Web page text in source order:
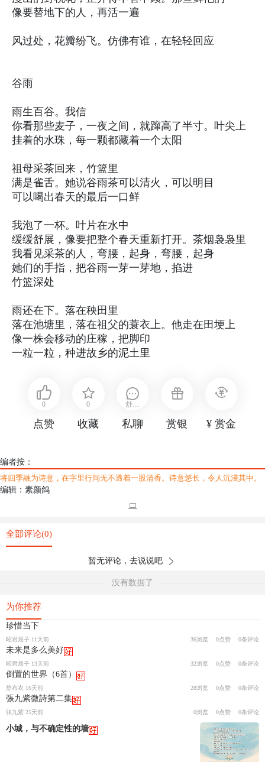
像要替地下的人，再活一遍
风过处，花瓣纷飞。仿佛有谁，在轻轻回应
谷雨
雨生百谷。我信
你看那些麦子，一夜之间，就蹿高了半寸。叶尖上
挂着的水珠，每一颗都藏着一个太阳
祖母采茶回来，竹篮里
满是雀舌。她说谷雨茶可以清火，可以明目
可以喝出春天的最后一口鲜
我泡了一杯。叶片在水中
缓缓舒展，像要把整个春天重新打开。茶烟袅袅里
我看见采茶的人，弯腰，起身，弯腰，起身
她们的手指，把谷雨一芽一芽地，掐进
竹篮深处
雨还在下。落在秧田里
落在池塘里，落在祖父的蓑衣上。他走在田埂上
像一株会移动的庄稼，把脚印
一粒一粒，种进故乡的泥土里
0
点赞
0
收藏
舒布
私聊 赏银 ¥ 赏金
编者按：
将四季融为诗意，在字里行间无不透着一股清香。诗意悠长，令人沉浸其中。
编辑：素颜鸽
全部评论(0)
暂无评论，去说说吧
没有数据了
为你推荐
珍惜当下
昭君屈子 11天前 36浏览 0点赞 0条评论
未来是多么美好
昭君屈子 13天前 32浏览 0点赞 0条评论
倒置的世界（6首）
舒布衣 16天前 28浏览 0点赞 0条评论
張九紫微詩第二集
张九紫 25天前 0浏览 0点赞 0条评论
小城，与不确定性的墙